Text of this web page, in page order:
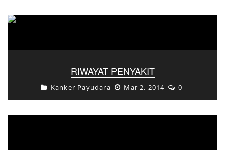
RIWAYAT PENYAKIT
Kanker Payudara Mar 2, 2014 0